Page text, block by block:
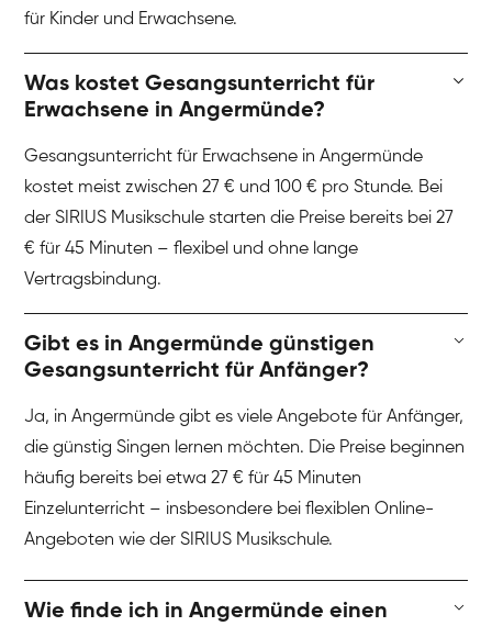
für Kinder und Erwachsene.
Was kostet Gesangsunterricht für
Erwachsene in Angermünde?
Gesangsunterricht für Erwachsene in Angermünde
kostet meist zwischen 27 € und 100 € pro Stunde. Bei
der SIRIUS Musikschule starten die Preise bereits bei 27
€ für 45 Minuten – flexibel und ohne lange
Vertragsbindung.
Gibt es in Angermünde günstigen
Gesangsunterricht für Anfänger?
Ja, in Angermünde gibt es viele Angebote für Anfänger,
die günstig Singen lernen möchten. Die Preise beginnen
häufig bereits bei etwa 27 € für 45 Minuten
Einzelunterricht – insbesondere bei flexiblen Online-
Angeboten wie der SIRIUS Musikschule.
Wie finde ich in Angermünde einen